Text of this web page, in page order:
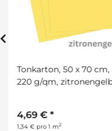
Tonkarton, 50 x 70 cm,
220 g/qm, zitronengelb,
4,69 €*
1,34 € pro 1 m2